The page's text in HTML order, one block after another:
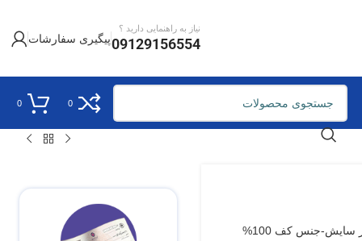
نیاز به راهنمایی دارید ؟
09129156554پیگیری سفارشات
0
0
جنس رویه 100% Polyester ضدآب و مقاوم در برابر سایش-جنس کف 100%